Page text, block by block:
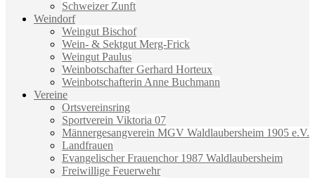
Schweizer Zunft
Weindorf
Weingut Bischof
Wein- & Sektgut Merg-Frick
Weingut Paulus
Weinbotschafter Gerhard Horteux
Weinbotschafterin Anne Buchmann
Vereine
Ortsvereinsring
Sportverein Viktoria 07
Männergesangverein MGV Waldlaubersheim 1905 e.V.
Landfrauen
Evangelischer Frauenchor 1987 Waldlaubersheim
Freiwillige Feuerwehr